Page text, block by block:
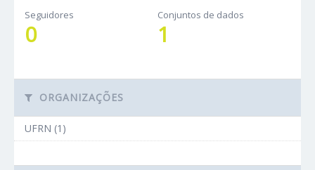
Seguidores
0
Conjuntos de dados
1
ORGANIZAÇÕES
UFRN (1)